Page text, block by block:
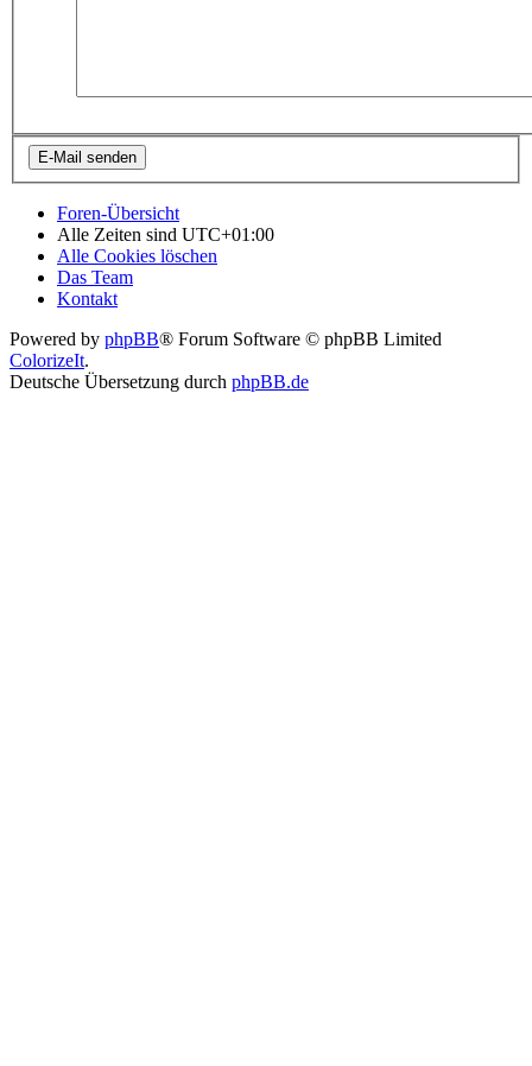
Foren-Übersicht
Alle Zeiten sind UTC+01:00
Alle Cookies löschen
Das Team
Kontakt
Powered by phpBB® Forum Software © phpBB Limited
ColorizeIt.
Deutsche Übersetzung durch phpBB.de